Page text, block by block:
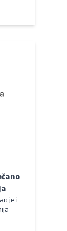
je i